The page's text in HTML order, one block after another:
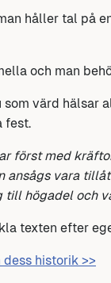
håller tal på
och man
värd hälsar
fest.
först med
ansågs vara
till högadel och
texten efter
historik >>